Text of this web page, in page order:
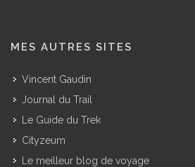
MES AUTRES SITES
Vincent Gaudin
Journal du Trail
Le Guide du Trek
Cityzeum
Le meilleur blog de voyage